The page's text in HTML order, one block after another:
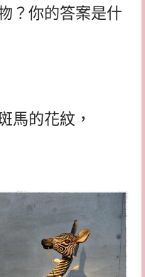
？你的答案是什
馬的花紋，